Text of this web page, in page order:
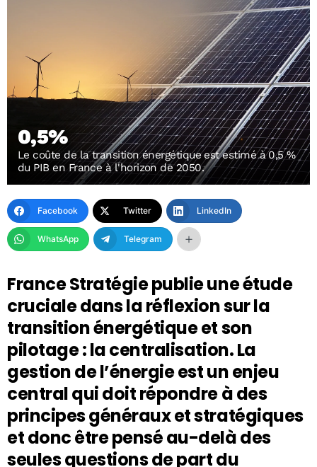
0,5%
Le coûte de la transition énergétique est estimé à 0,5 %
du PIB en France à l'horizon de 2050.
Facebook Twitter LinkedIn
WhatsApp Telegram
France Stratégie publie une étude
cruciale dans la réflexion sur la
transition énergétique et son
pilotage : la centralisation. La
gestion de l’énergie est un enjeu
central qui doit répondre à des
principes généraux et stratégiques
et donc être pensé au-delà des
seules questions de part du